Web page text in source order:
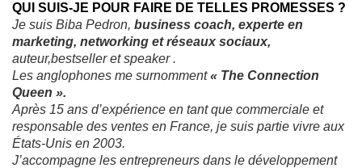
QUI SUIS-JE POUR FAIRE DE TELLES PROMESSES ?
Je suis Biba Pedron, business coach, experte en
marketing, networking et réseaux sociaux,
auteur,bestseller et speaker .
Les anglophones me surnomment« The Connection
Queen ».
Après 15 ans d’expérience en tant que commerciale et
responsable des ventes en France, je suis partie vivre aux
États-Unis en 2003.
J’accompagne les entrepreneurs dans le développement